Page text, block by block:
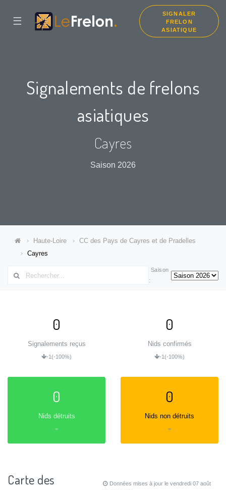
☰
SIGNALER
FRELON
ASIATIQUE
Signalements de frelons
asiatiques
Cayres
Saison 2026
Haute-Loire
CC des Pays de Cayres et de Pradelles
Cayres
Saison
:
0
Signalements reçus
-1(-100%)
0
Nids confirmés
-1(-100%)
0
Nids détruits
=
0
Nids non détruits
=
Carte des
Données mises à jour le vendredi 07 août